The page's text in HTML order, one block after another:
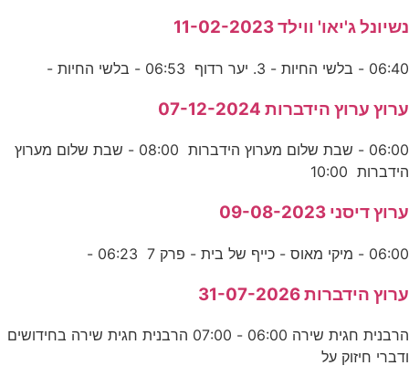
נשיונל ג'יאו' ווילד 11-02-2023
06:40 - בלשי החיות - 3. יער רדוף 06:53 - בלשי החיות -
ערוץ ערוץ הידברות 07-12-2024
06:00 - שבת שלום מערוץ הידברות 08:00 - שבת שלום מערוץ
הידברות 10:00
ערוץ דיסני 09-08-2023
06:00 - מיקי מאוס - כייף של בית - פרק 7 06:23 -
ערוץ הידברות 31-07-2026
הרבנית חגית שירה 06:00 - 07:00 הרבנית חגית שירה בחידושים
ודברי חיזוק על